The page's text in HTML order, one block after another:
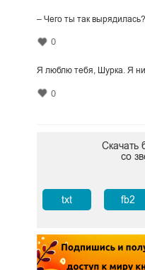
– Чего ты так
0
Я люблю тебя, Шурка. Я
0
Скачать
со
txt fb2